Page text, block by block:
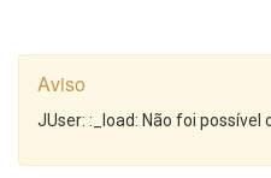
Aviso
JUser: :_load: Não foi possível